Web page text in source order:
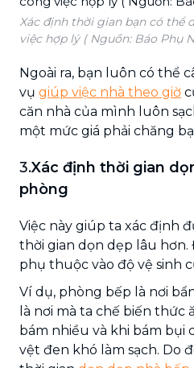
Xác định thời gian bạn có thể
việc hợp lý ( Nguồn: Báo Phụ
Ngoài ra, bạn luôn có thể
vụ giúp việc nhà theo giờ
căn nhà của mình luôn
một mức giá phải chăng
3.Xác định thời gian
phòng
Việc này giúp ta xác định
thời gian dọn dẹp lâu hơn.
phụ thuộc vào độ vệ sinh
Ví dụ, phòng bếp là nơi
là nơi mà ta chế biến thức
bám nhiều và khi bám bụi
vệt đen khó làm sạch. Do